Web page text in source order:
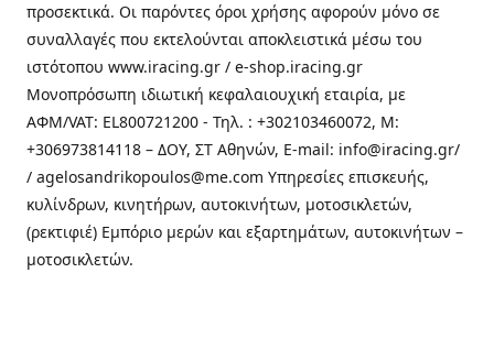
προσεκτικά. Οι παρόντες όροι χρήσης αφορούν μόνο σε
συναλλαγές που εκτελούνται αποκλειστικά μέσω του
ιστότοπου www.iracing.gr / e-shop.iracing.gr
Μονοπρόσωπη ιδιωτική κεφαλαιουχική εταιρία, με
ΑΦΜ/VAT: EL800721200 - Τηλ. : +302103460072, M:
+306973814118 – ΔΟΥ, ΣΤ Αθηνών, E-mail: info@iracing.gr/
/ agelosandrikopoulos@me.com Υπηρεσίες επισκευής,
κυλίνδρων, κινητήρων, αυτοκινήτων, μοτοσικλετών,
(ρεκτιφιέ) Εμπόριο μερών και εξαρτημάτων, αυτοκινήτων –
μοτοσικλετών.